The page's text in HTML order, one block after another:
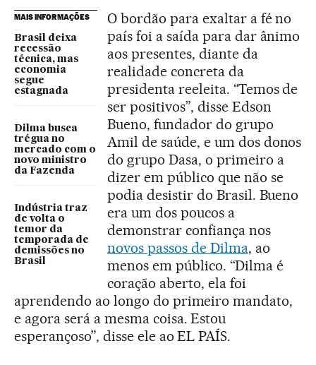
MAIS INFORMAÇÕES
Brasil deixa
recessão
técnica, mas
economia
segue
estagnada
Dilma busca
trégua no
mercado com o
novo ministro
da Fazenda
Indústria traz
de volta o
temor da
temporada de
demissões no
Brasil
O bordão para exaltar a fé no
país foi a saída para dar ânimo
aos presentes, diante da
realidade concreta da
presidenta reeleita. “Temos de
ser positivos”, disse Edson
Bueno, fundador do grupo
Amil de saúde, e um dos donos
do grupo Dasa, o primeiro a
dizer em público que não se
podia desistir do Brasil. Bueno
era um dos poucos a
demonstrar confiança nos
novos passos de Dilma, ao
menos em público. “Dilma é
coração aberto, ela foi
aprendendo ao longo do primeiro mandato,
e agora será a mesma coisa. Estou
esperançoso”, disse ele ao EL PAÍS.